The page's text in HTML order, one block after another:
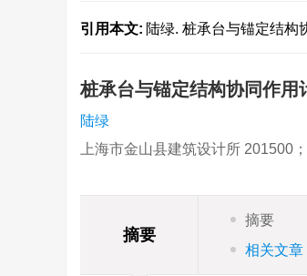
引用本文: 陆绿. 桩承台与锚定结构
桩承台与锚定结构协同作用
陆绿
上海市金山县建筑设计所 201500；
摘要
摘要
相关文章